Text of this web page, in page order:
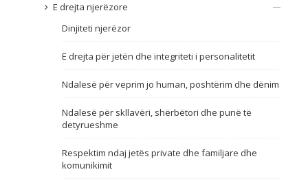
Nga rrjeti 23
Data e shpalljes
E drejta njerëzore
Dinjiteti njerëzor
E drejta për jetën dhe integriteti i personalitetit
Ndalesë për veprim jo human, poshtërim dhe dënim
Ndalesë për skllavëri, shërbëtori dhe punë të
detyrueshme
Respektim ndaj jetës private dhe familjare dhe
komunikimit